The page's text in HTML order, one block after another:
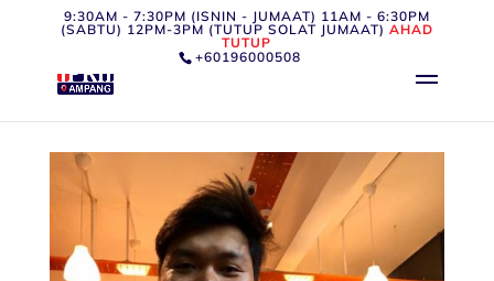
9:30AM - 7:30PM (ISNIN - JUMAAT) 11AM - 6:30PM
(SABTU) 12PM-3PM (TUTUP SOLAT JUMAAT) AHAD
TUTUP
+60196000508